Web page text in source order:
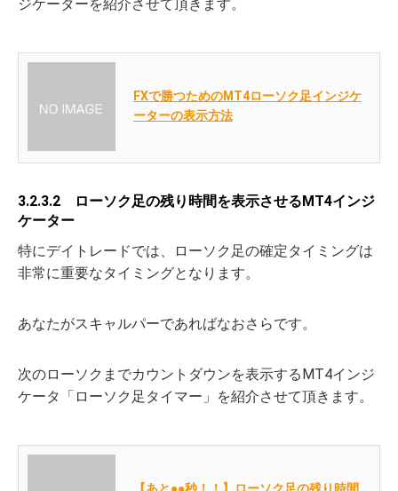
ジケーターを紹介させて頂きます。
FXで勝つためのMT4ローソク足インジケ
ーターの表示方法
3.2.3.2 ローソク足の残り時間を表示させるMT4インジ
ケーター
特にデイトレードでは、ローソク足の確定タイミングは
非常に重要なタイミングとなります。
あなたがスキャルパーであればなおさらです。
次のローソクまでカウントダウンを表示するMT4インジ
ケータ「ローソク足タイマー」を紹介させて頂きます。